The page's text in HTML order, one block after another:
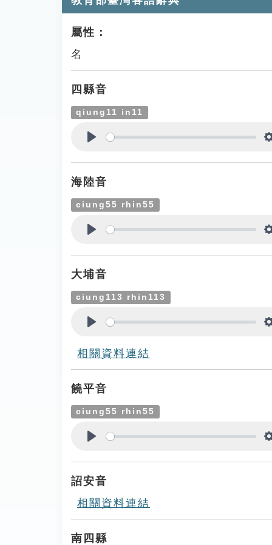
屬性：
名
四縣音
qiung11 in11
海陸音
ciung55 rhin55
大埔音
ciung113 rhin113
相關資料連結
饒平音
ciung55 rhin55
詔安音
相關資料連結
南四縣